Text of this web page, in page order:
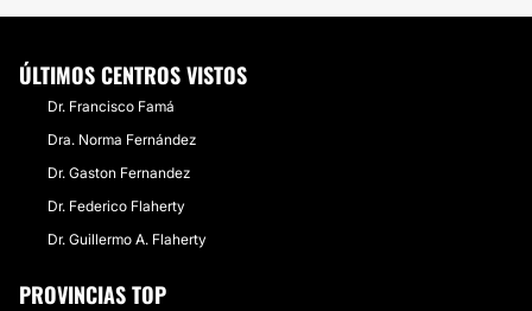
ÚLTIMOS CENTROS VISTOS
Dr. Francisco Famá
Dra. Norma Fernández
Dr. Gaston Fernandez
Dr. Federico Flaherty
Dr. Guillermo A. Flaherty
PROVINCIAS TOP